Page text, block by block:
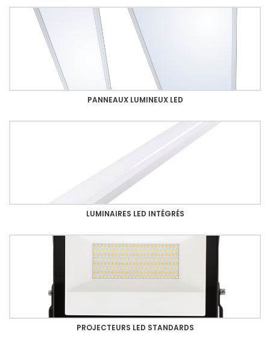
PANNEAUX LUMINEUX LED
LUMINAIRES LED INTÉGRÉS
PROJECTEURS LED STANDARDS